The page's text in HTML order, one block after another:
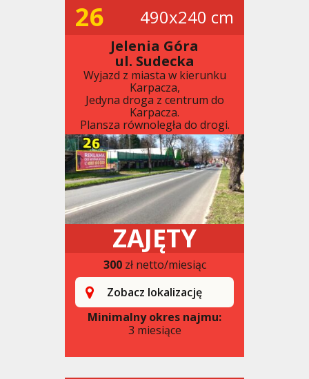
26 490x240 cm
Jelenia Góra
ul. Sudecka
Wyjazd z miasta w kierunku
Karpacza,
Jedyna droga z centrum do
Karpacza.
Plansza równoległa do drogi.
ZAJĘTY
300zł netto/miesiąc
Zobacz lokalizację
Minimalny okres najmu:
3 miesiące